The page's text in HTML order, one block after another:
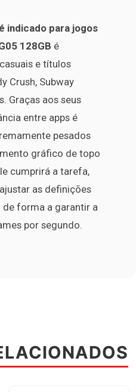
indicado para jogos
128GB é
e títulos
Crush, Subway
Graças aos seus
entre apps é
pesados
gráfico de topo
cumprirá a tarefa,
as definições
de forma a garantir a
por segundo.